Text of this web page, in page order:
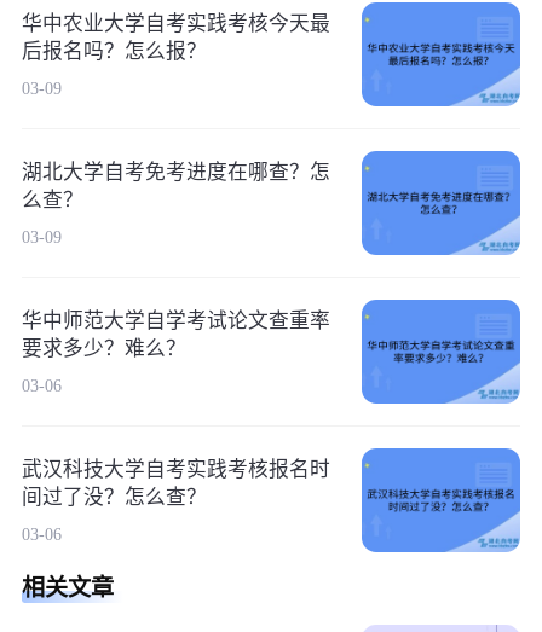
华中农业大学自考实践考核今天最
后报名吗？怎么报？
03-09
湖北大学自考免考进度在哪查？怎
么查？
03-09
华中师范大学自学考试论文查重率
要求多少？难么？
03-06
武汉科技大学自考实践考核报名时
间过了没？怎么查？
03-06
相关文章